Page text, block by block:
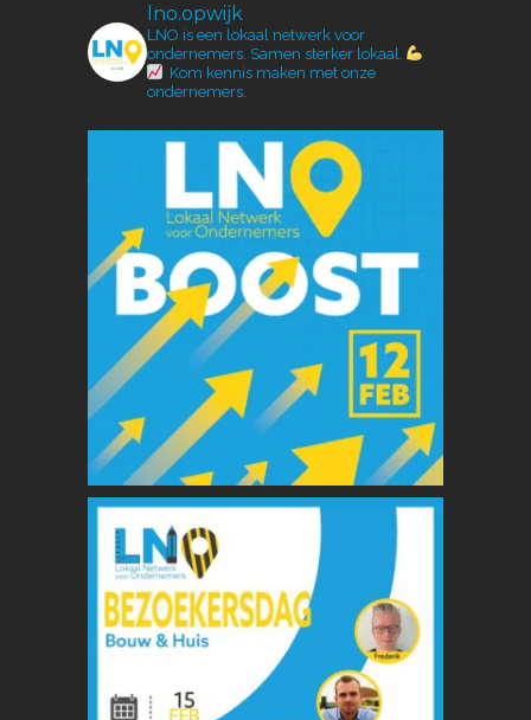
lno.opwijk
LNO is een lokaal netwerk voor
ondernemers. Samen sterker lokaal.
Kom kennis maken met onze
ondernemers.